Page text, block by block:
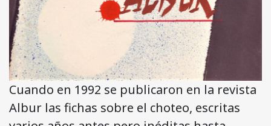
Cuando en 1992 se publicaron en la revista
Albur las fichas sobre el choteo, escritas